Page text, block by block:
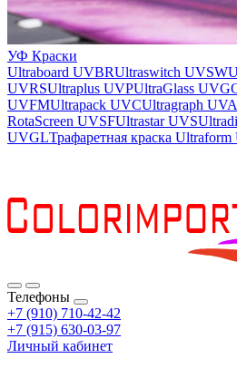
УФ Краски
Ultraboard UVBRUltraswitch UVSW
UVRSUltraplus UVPUltraGlass
UVFMUltrapack UVCUltragraph
RotaScreen UVSFUltrastar UVS
UVGLТрафаретная краска
Телефоны
+7 (910) 710-42-42
+7 (915) 630-03-97
Личный кабинет